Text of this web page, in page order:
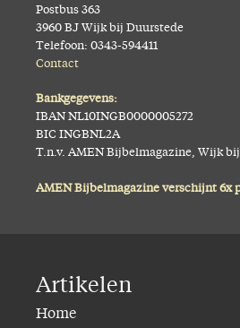
Postbus 363
3960 BJ Wijk bij Duurstede
Telefoon: 0343-594411
Contact
Bankgegevens:
IBAN NL10INGB0000005272
BIC INGBNL2A
T.n.v. AMEN Bijbelmagazine, Wijk
AMEN Bijbelmagazine verschijnt 6x
Artikelen
Home